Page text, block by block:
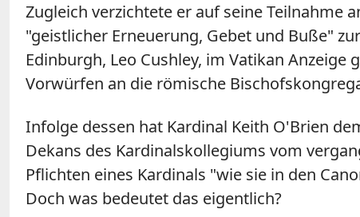
Zugleich verzichtete er auf seine Teilnahme
"geistlicher Erneuerung, Gebet und Buße"
Edinburgh, Leo Cushley, im Vatikan
Vorwürfen an die römische
Infolge dessen hat Kardinal Keith O'Brien
Dekans des Kardinalskollegiums vom
Pflichten eines Kardinals "wie sie in den
Doch was bedeutet das eigentlich?